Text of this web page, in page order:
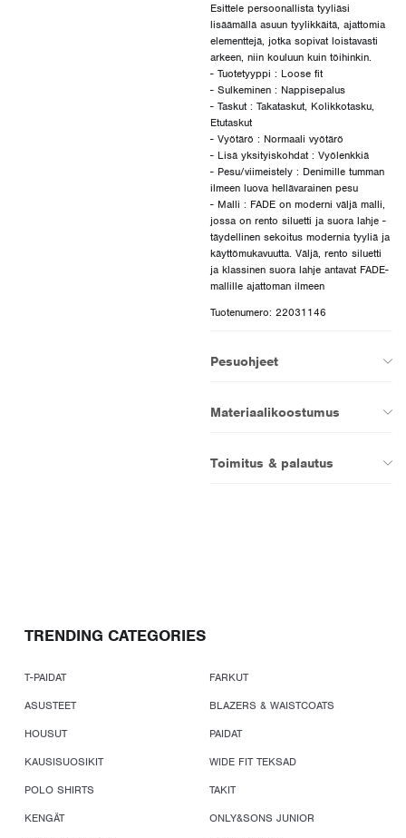
Esittele persoonallista tyyliäsi
lisäämällä asuun tyylikkäitä, ajattomia
elementtejä, jotka sopivat loistavasti
arkeen, niin kouluun kuin töihinkin.
- Tuotetyyppi : Loose fit
- Sulkeminen : Nappisepalus
- Taskut : Takataskut, Kolikkotasku,
Etutaskut
- Vyötärö : Normaali vyötärö
- Lisä yksityiskohdat : Vyölenkkiä
- Pesu/viimeistely : Denimille tumman
ilmeen luova hellävarainen pesu
- Malli : FADE on moderni väljä malli,
jossa on rento siluetti ja suora lahje -
täydellinen sekoitus modernia tyyliä ja
käyttömukavuutta. Väljä, rento siluetti
ja klassinen suora lahje antavat FADE-
mallille ajattoman ilmeen
Tuotenumero: 22031146
Pesuohjeet
Materiaalikoostumus
Toimitus & palautus
TRENDING CATEGORIES
T-PAIDAT
FARKUT
ASUSTEET
BLAZERS & WAISTCOATS
HOUSUT
PAIDAT
KAUSISUOSIKIT
WIDE FIT TEKSAD
POLO SHIRTS
TAKIT
KENGÄT
ONLY&SONS JUNIOR